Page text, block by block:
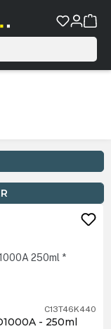
C13T46K440
- 250ml